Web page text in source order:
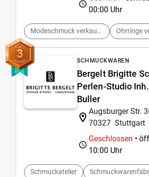
00:00 Uhr
Modeschmuck verkaufen Ohrringe
3 SCHMUCKWAREN
Bergelt Brigitte
Perlen-Studio
Buller
Augsburger Str.
70327 Stuttgart
Geschlossen •
10:00 Uhr
Schmuckatelier